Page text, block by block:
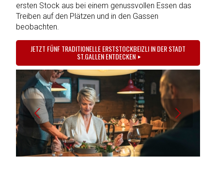
ersten Stock aus bei einem genussvollen Essen das
Treiben auf den Plätzen und in den Gassen
beobachten.
JETZT FÜNF TRADITIONELLE ERSTSTOCKBEIZLI IN DER STADT
ST.GALLEN ENTDECKEN
Weiter